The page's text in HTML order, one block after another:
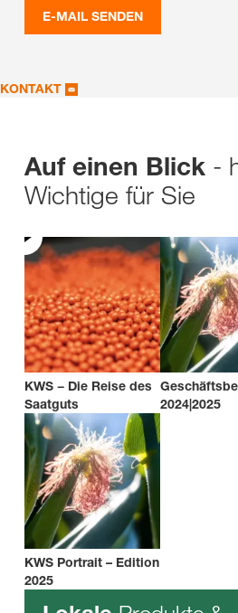
E-MAIL SENDEN
KONTAKT
Auf einen Blick -
Wichtige für Sie
KWS − Die Reise des
Saatguts
2024|2025
KWS Portrait – Edition
2025